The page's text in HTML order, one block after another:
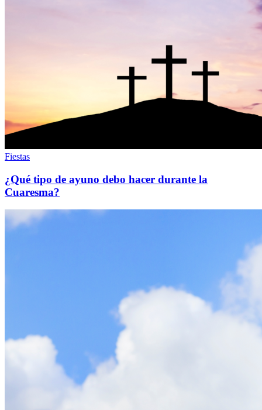
Fiestas
¿Qué tipo de ayuno debo hacer durante la
Cuaresma?